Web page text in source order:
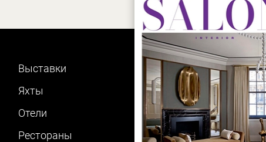
Выставки
Яхты
Отели
Рестораны